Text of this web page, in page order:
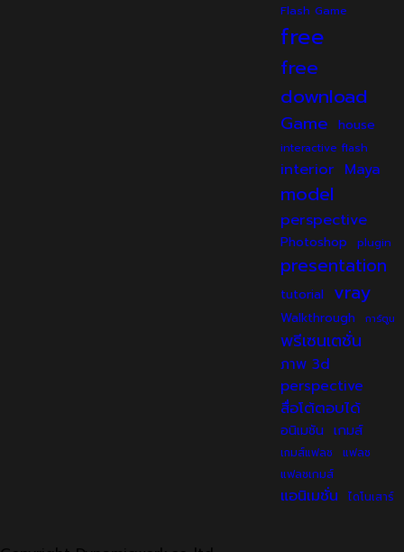
Flash Game
free
free
download
Game house
interactive flash
interior Maya
model
perspective
Photoshop plugin
presentation
tutorial vray
Walkthrough การ์ตูน
พรีเซนเตชั่น
ภาพ 3d
perspective
สื่อโต้ตอบได้
อนิเมชัน เกมส์
เกมส์แฟลช
แฟลช
แฟลชเกมส์
แอนิเมชั่น ไดโนเสาร์